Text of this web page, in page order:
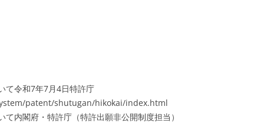
て令和7年7月4日特許庁
patent/shutugan/hikokai/index.html
て内閣府・特許庁（特許出願非公開制度担当）